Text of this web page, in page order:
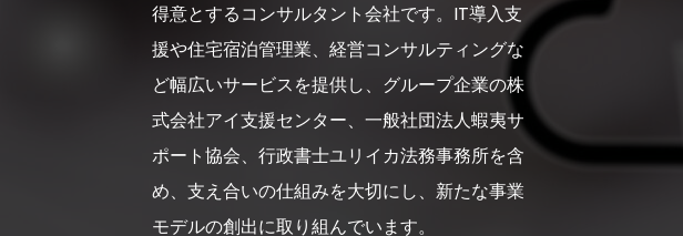
得意とするコンサルタント会社です。IT導入支
援や住宅宿泊管理業、経営コンサルティングな
ど幅広いサービスを提供し、グループ企業の株
式会社アイ支援センター、一般社団法人蝦夷サ
ポート協会、行政書士ユリイカ法務事務所を含
め、支え合いの仕組みを大切にし、新たな事業
モデルの創出に取り組んでいます。